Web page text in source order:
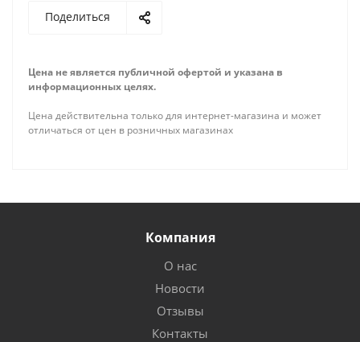
Поделиться
Цена не является публичной офертой и указана в
информационных целях.
Цена действительна только для интернет-магазина и может
отличаться от цен в розничных магазинах
Компания
О нас
Новости
Отзывы
Контакты